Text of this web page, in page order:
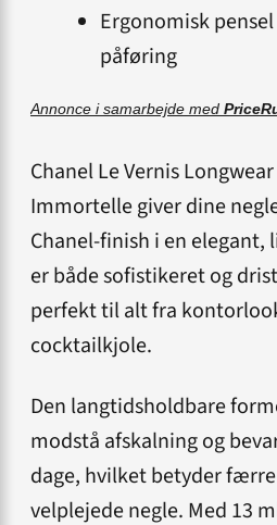
Ergonomisk
påføring
Annonce i samarbejde med
Chanel Le Vernis
Immortelle giver dine
Chanel-finish i en elegant,
er både sofistikeret og
perfekt til alt fra
cocktailkjole.
Den langtidsholdbare
modstå afskalning og
dage, hvilket betyder
velplejede negle. Med 13